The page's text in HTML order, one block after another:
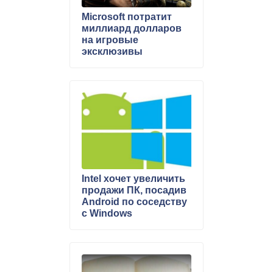
Microsoft потратит
миллиард долларов
на игровые
эксклюзивы
Intel хочет увеличить
продажи ПК, посадив
Android по соседству
с Windows